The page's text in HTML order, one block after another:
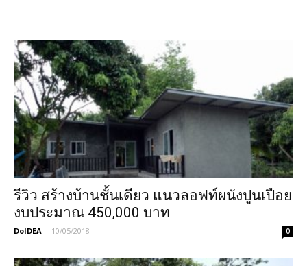
รีวิว สร้างบ้านชั้นเดียว แนวลอฟท์ผนังปูนเปือย
งบประมาณ 450,000 บาท
DoIDEA - 10/05/2018 0